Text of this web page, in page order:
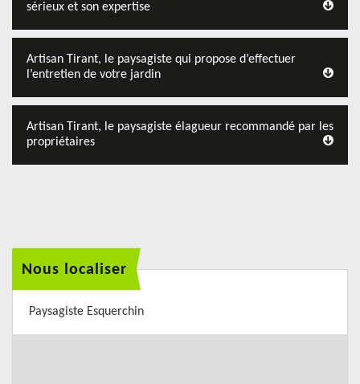
sérieux et son expertise
Artisan Tirant, le paysagiste qui propose d’effectuer
l’entretien de votre jardin
Artisan Tirant, le paysagiste élagueur recommandé par les
propriétaires
Nous localiser
Paysagiste Esquerchin